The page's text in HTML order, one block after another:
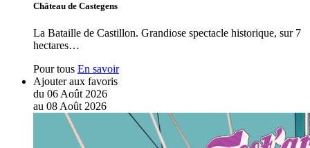
Château de Castegens
La Bataille de Castillon. Grandiose spectacle historique, sur 7
hectares…
Pour tous En savoir
Ajouter aux favoris
du 06 Août 2026
au 08 Août 2026